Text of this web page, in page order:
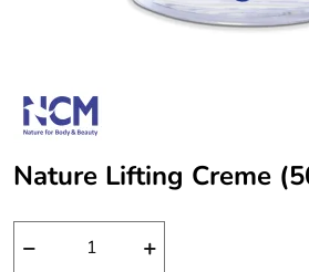
Nature Lifting Creme
− +